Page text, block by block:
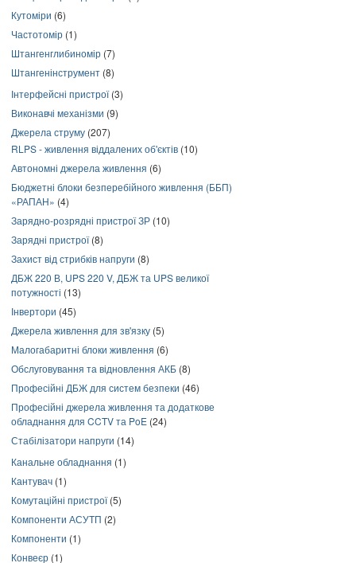
Кутоміри (6)
Частотомір (1)
Штангенглибиномір (7)
Штангенінструмент (8)
Інтерфейсні пристрої(3)
Виконавчі механізми (9)
Джерела струму (207)
RLPS - живлення віддалених об'єктів (10)
Автономні джерела живлення (6)
Бюджетні блоки безперебійного живлення (ББП)
«РАПАН» (4)
Зарядно-розрядні пристрої ЗР (10)
Зарядні пристрої(8)
Захист від стрибків напруги (8)
ДБЖ 220 В, UPS 220 V, ДБЖ та UPS великої
потужності (13)
Інвертори (45)
Джерела живлення для зв'язку (5)
Малогабаритні блоки живлення (6)
Обслуговування та відновлення АКБ (8)
Професійні ДБЖ для систем безпеки (46)
Професійні джерела живлення та додаткове
обладнання для CCTV та PoE (24)
Стабілізатори напруги (14)
Канальне обладнання (1)
Кантувач (1)
Комутаційні пристрої(5)
Компоненти АСУТП (2)
Компоненти (1)
Конвеєр (1)